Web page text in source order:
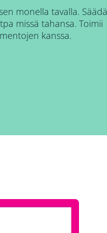
monella tavalla. Säädä
missä tahansa. Toimii
kanssa.